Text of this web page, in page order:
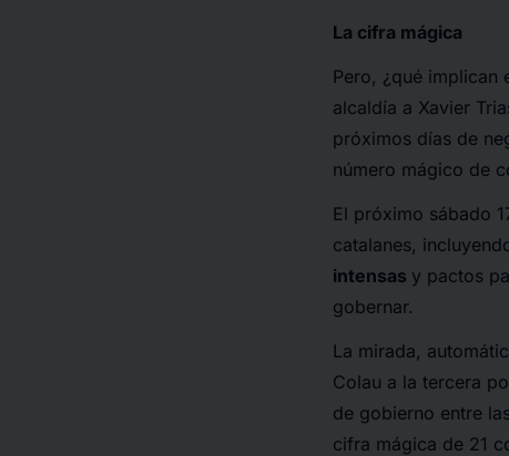
La cifra mágica
Pero, ¿qué implican
alcaldía a Xavier
próximos días de
número mágico de
El próximo sábado
catalanes,
intensas y pactos
gobernar.
La mirada,
Colau a la tercera
de gobierno entre
cifra mágica de 21